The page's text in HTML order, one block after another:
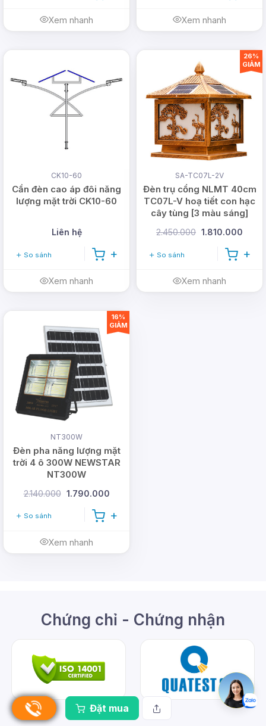
Xem nhanh Xem nhanh
CK10-60
Cần đèn cao áp đôi năng
lượng mặt trời CK10-60
Liên hệ
So sánh
Xem nhanh
SA-TC07L-2V
Đèn trụ cổng NLMT 40cm
TC07L-V hoạ tiết con hạc
cây tùng [3 màu sáng]
2.450.000 1.810.000
So sánh
Xem nhanh
26%
GIẢM
NT300W
Đèn pha năng lượng mặt
trời 4 ô 300W NEWSTAR
NT300W
2.140.000 1.790.000
So sánh
Xem nhanh
16%
GIẢM
Đặt mua
Chứng chỉ - Chứng nhận